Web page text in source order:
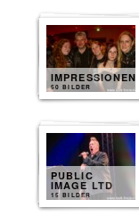
IMPRESSIONEN
50 BILDER
PUBLIC
IMAGE LTD
15 BILDER